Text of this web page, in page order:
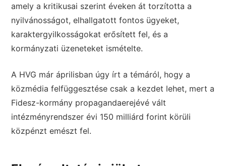
amely a kritikusai szerint éveken át torzította a
nyilvánosságot, elhallgatott fontos ügyeket,
karaktergyilkosságokat erősített fel, és a
kormányzati üzeneteket ismételte.
A HVG már áprilisban úgy írt a témáról, hogy a
közmédia felfüggesztése csak a kezdet lehet, mert a
Fidesz-kormány propagandaerejévé vált
intézményrendszer évi 150 milliárd forint körüli
közpénzt emészt fel.